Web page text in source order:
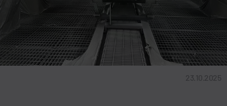
23.10.2025